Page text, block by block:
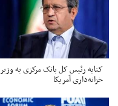
کنایه رئیس کل بانک مرکزی به وزیر
خزانه‌داری آمریکا